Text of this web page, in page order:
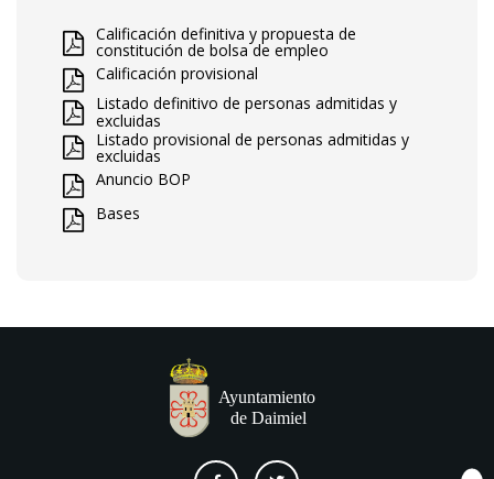
Calificación definitiva y propuesta de
constitución de bolsa de empleo
Calificación provisional
Listado definitivo de personas admitidas y
excluidas
Listado provisional de personas admitidas y
excluidas
Anuncio BOP
Bases